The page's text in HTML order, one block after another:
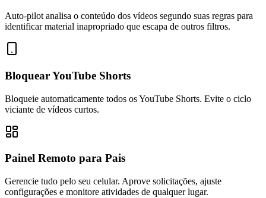
Auto-pilot analisa o conteúdo dos vídeos segundo suas regras para
identificar material inapropriado que escapa de outros filtros.
Bloquear YouTube Shorts
Bloqueie automaticamente todos os YouTube Shorts. Evite o ciclo
viciante de vídeos curtos.
Painel Remoto para Pais
Gerencie tudo pelo seu celular. Aprove solicitações, ajuste
configurações e monitore atividades de qualquer lugar.